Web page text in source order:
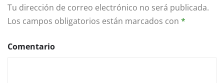
Tu dirección de correo electrónico no será publicada.
Los campos obligatorios están marcados con *
Comentario